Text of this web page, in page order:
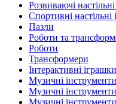
Розвиваючі настільні
Спортивні настільні
Пазли
Роботи та
Роботи
Трансформери
Інтерактивні іграшки
Музичні інструменти
Музичні
Музичні